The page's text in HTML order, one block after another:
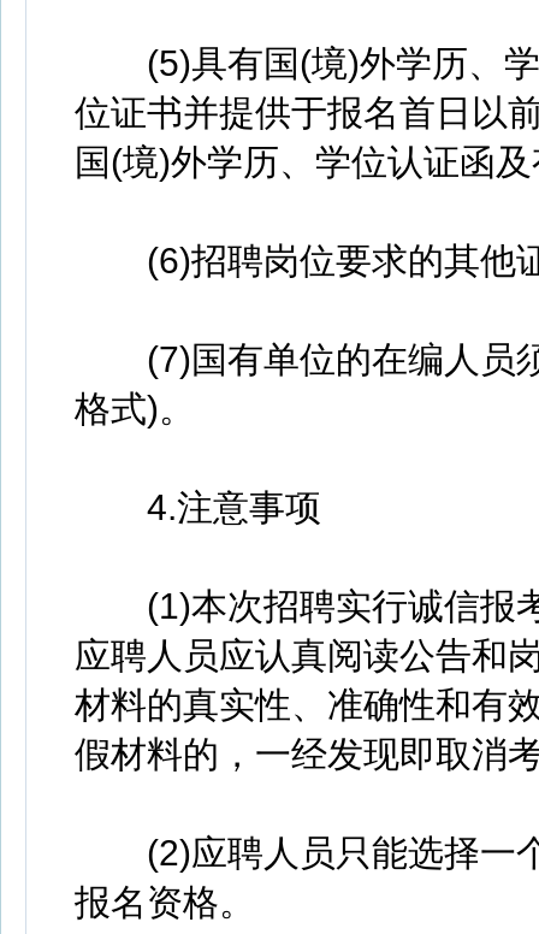
(5)具有国(境)外学历、学
位证书并提供于报名首日以
国(境)外学历、学位认证函
(6)招聘岗位要求的其他
(7)国有单位的在编人员
格式)。
4.注意事项
(1)本次招聘实行诚信报
应聘人员应认真阅读公告和
材料的真实性、准确性和有
假材料的，一经发现即取消
(2)应聘人员只能选择一
报名资格。